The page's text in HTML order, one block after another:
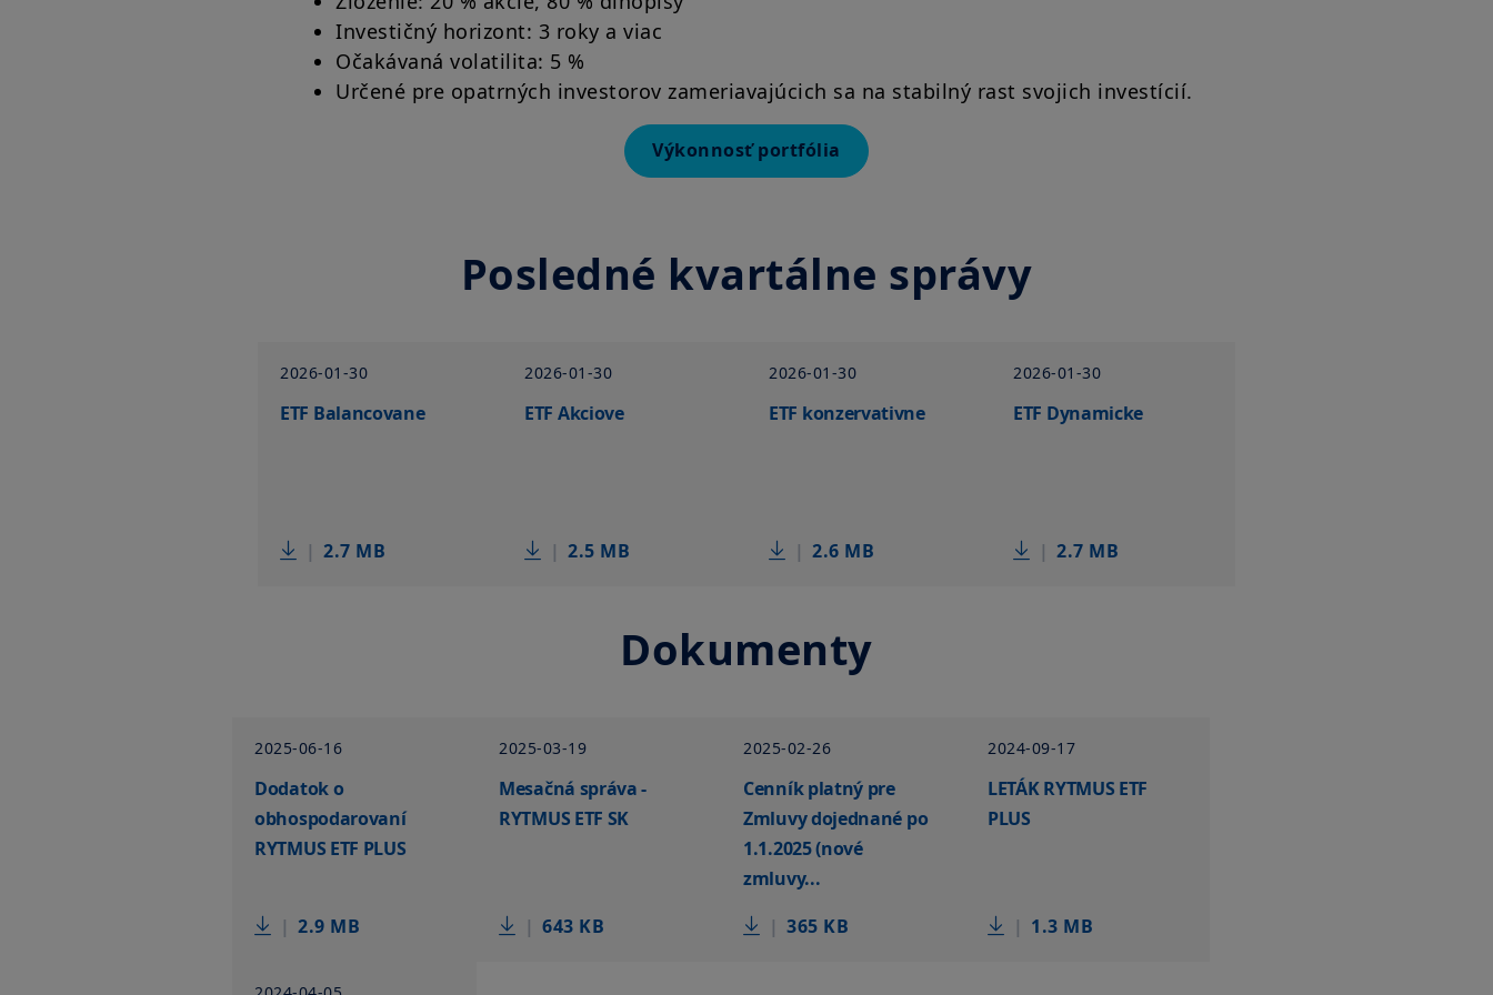
Investičný horizont: 3 roky a viac
Očakávaná volatilita: 5 %
Určené pre opatrných investorov zameriavajúcich sa na stabilný rast svojich investícií.
Výkonnosť portfólia
Posledné kvartálne správy
2026-01-30
ETF Balancovane
| 2.7 MB
2026-01-30
ETF Akciove
| 2.5 MB
2026-01-30
ETF konzervativne
| 2.6 MB
2026-01-30
ETF Dynamicke
| 2.7 MB
Dokumenty
2025-06-16
Dodatok o
obhospodarovaní
RYTMUS ETF PLUS
| 2.9 MB
2025-03-19
Mesačná správa -
RYTMUS ETF SK
| 643 KB
2025-02-26
Cenník platný pre
Zmluvy dojednané po
1.1.2025 (nové
zmluvy...
| 365 KB
2024-09-17
LETÁK RYTMUS ETF
PLUS
| 1.3 MB